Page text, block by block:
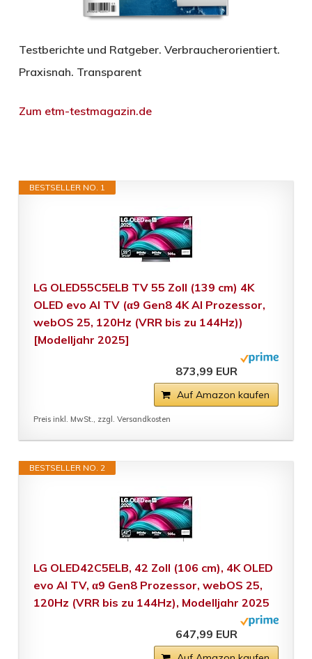
Testberichte und Ratgeber. Verbraucherorientiert.
Praxisnah. Transparent
Zum etm-testmagazin.de
BESTSELLER NO. 1
LG OLED55C5ELB TV 55 Zoll (139 cm) 4K
OLED evo AI TV (α9 Gen8 4K AI Prozessor,
webOS 25, 120Hz (VRR bis zu 144Hz))
[Modelljahr 2025]
873,99 EUR
Auf Amazon kaufen
Preis inkl. MwSt., zzgl. Versandkosten
BESTSELLER NO. 2
LG OLED42C5ELB, 42 Zoll (106 cm), 4K OLED
evo AI TV, α9 Gen8 Prozessor, webOS 25,
120Hz (VRR bis zu 144Hz), Modelljahr 2025
647,99 EUR